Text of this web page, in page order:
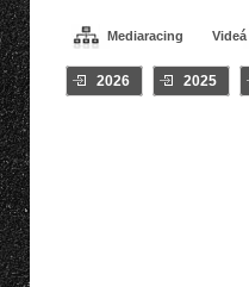
Mediaracing Videá
2026 2025